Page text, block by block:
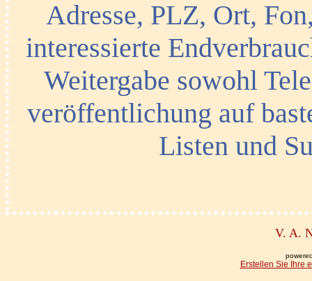
Adresse, PLZ, Ort,
interessierte
Weitergabe sowohl
veröffentlichung auf
Listen und
V. A.
Erstellen Sie Ihre